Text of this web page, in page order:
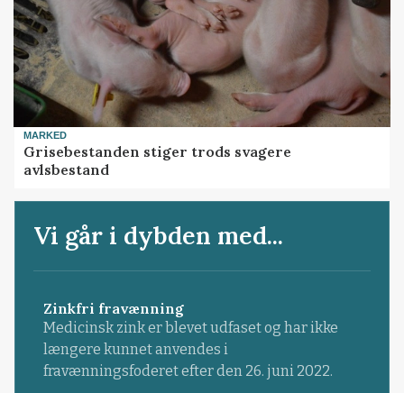
MARKED
Grisebestanden stiger trods svagere
avlsbestand
Vi går i dybden med...
Zinkfri fravænning
Medicinsk zink er blevet udfaset og har ikke
længere kunnet anvendes i
fravænningsfoderet efter den 26. juni 2022.